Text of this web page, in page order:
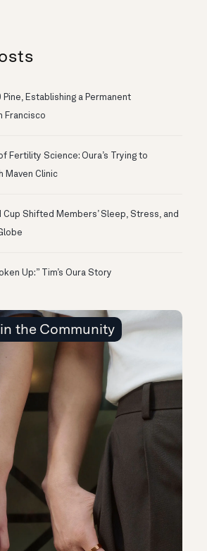
Establishing a Permanent
Francisco
Fertility Science: Oura’s Trying to
Maven Clinic
Cup Shifted Members’ Sleep, Stress, and
Up:” Tim’s Oura Story
the Community